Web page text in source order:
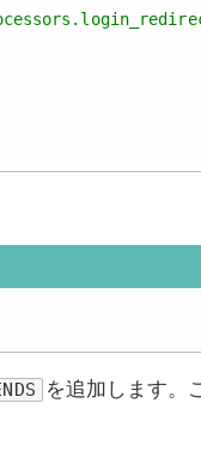
を追加します。